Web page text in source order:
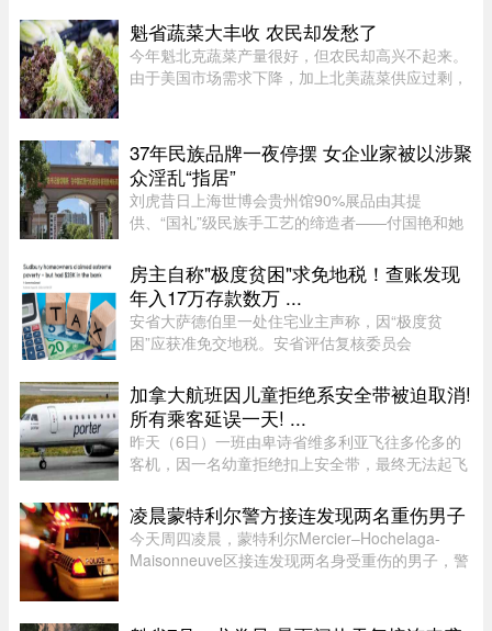
Rubin Ultra的显存配置。根据爆料， ...
魁省蔬菜大丰收 农民却发愁了
今年魁北克蔬菜产量很好，但农民却高兴不起来。
由于美国市场需求下降，加上北美蔬菜供应过剩，
菜，今年只能卖10车左右。生 ...
37年民族品牌一夜停摆 女企业家被以涉聚
众淫乱“指居”
刘虎昔日上海世博会贵州馆90%展品由其提
供、“国礼”级民族手工艺的缔造者——付国艳和她
们曾以百年老店为目标而努力，37年来克服了非
典、经济危机、疫情等重重困难。 ...
房主自称"极度贫困"求免地税！查账发现
年入17万存款数万 ...
安省大萨德伯里一处住宅业主声称，因“极度贫
困”应获准免交地税。安省评估复核委员会
了该业主的申请。调查发现，这户家庭在扣除开支
后，年净收入超过 23,000 元，而且 ...
加拿大航班因儿童拒绝系安全带被迫取消!
所有乘客延误一天! ...
昨天（6日）一班由卑诗省维多利亚飞往多伦多的
客机，因一名幼童拒绝扣上安全带，最终无法起飞
晚，至周五才能离开。据CTV报道，波特航空
（Porter Airlines）发言人表示 ...
凌晨蒙特利尔警方接连发现两名重伤男子
今天周四凌晨，蒙特利尔Mercier–Hochelaga-
Maisonneuve区接连发现两名身受重伤的男子，警
因，也不确定是否涉及武器。警方发言人Flor ...